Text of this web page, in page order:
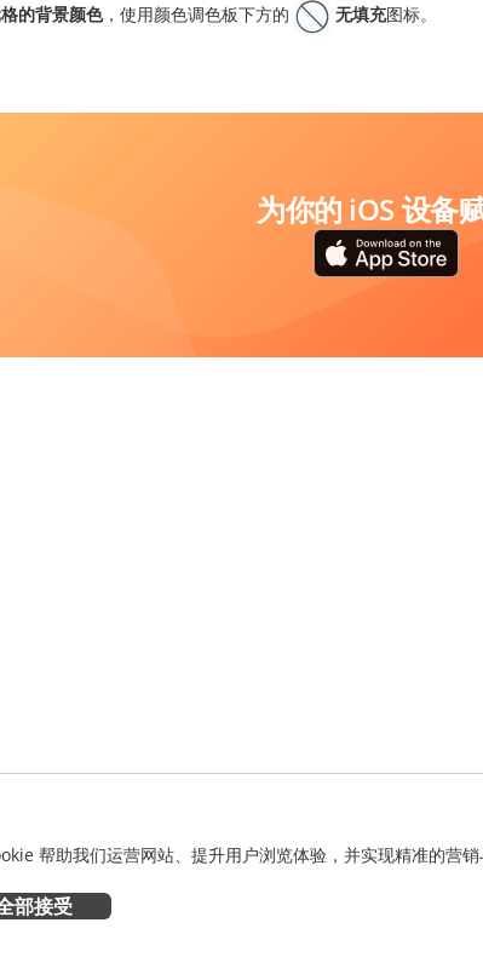
的背景颜色，使用颜色调色板下方的 无填充图标。
为你的 iOS 设备
帮助我们运营网站、提升用户浏览体验，并实现精准的营
部接受